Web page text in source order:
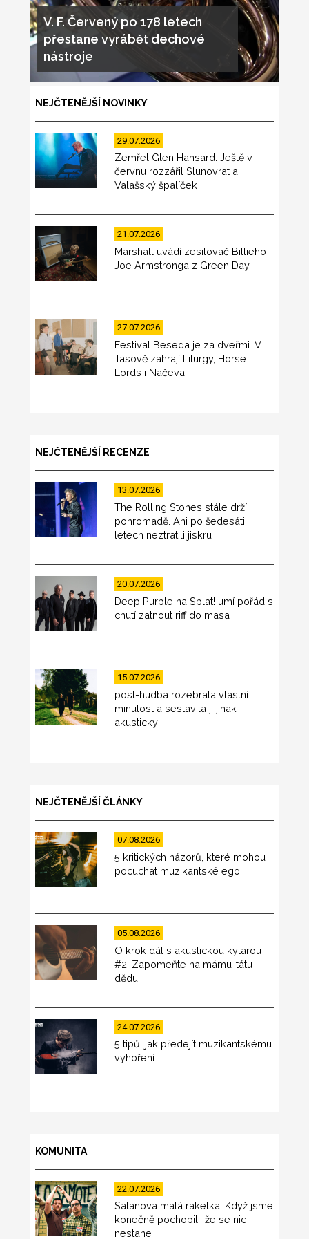
V. F. Červený po 178 letech
přestane vyrábět dechové
nástroje
NEJČTENĚJŠÍ NOVINKY
29.07.2026
Zemřel Glen Hansard. Ještě v
červnu rozzářil Slunovrat a
Valašský špalíček
21.07.2026
Marshall uvádí zesilovač Billieho
Joe Armstronga z Green Day
27.07.2026
Festival Beseda je za dveřmi. V
Tasově zahrají Liturgy, Horse
Lords i Načeva
NEJČTENĚJŠÍ RECENZE
13.07.2026
The Rolling Stones stále drží
pohromadě. Ani po šedesáti
letech neztratili jiskru
20.07.2026
Deep Purple na Splat! umí pořád s
chutí zatnout riff do masa
15.07.2026
post-hudba rozebrala vlastní
minulost a sestavila ji jinak –
akusticky
NEJČTENĚJŠÍ ČLÁNKY
07.08.2026
5 kritických názorů, které mohou
pocuchat muzikantské ego
05.08.2026
O krok dál s akustickou kytarou
#2: Zapomeňte na mámu-tátu-
dědu
24.07.2026
5 tipů, jak předejít muzikantskému
vyhoření
KOMUNITA
22.07.2026
Satanova malá raketka: Když jsme
konečně pochopili, že se nic
nestane